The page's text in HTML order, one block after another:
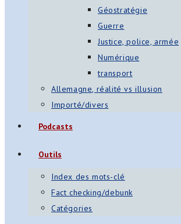
Géostratégie
Guerre
Justice, police, armée
Numérique
transport
Allemagne, réalité vs illusion
Importé/divers
Podcasts
Outils
Index des mots-clé
Fact checking/debunk
Catégories